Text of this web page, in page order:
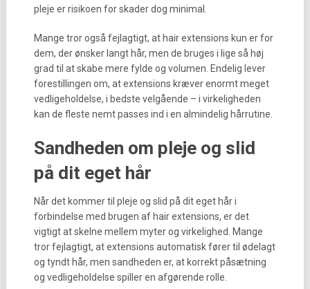
pleje er risikoen for skader dog minimal.
Mange tror også fejlagtigt, at hair extensions kun er for
dem, der ønsker langt hår, men de bruges i lige så høj
grad til at skabe mere fylde og volumen. Endelig lever
forestillingen om, at extensions kræver enormt meget
vedligeholdelse, i bedste velgående – i virkeligheden
kan de fleste nemt passes ind i en almindelig hårrutine.
Sandheden om pleje og slid
på dit eget hår
Når det kommer til pleje og slid på dit eget hår i
forbindelse med brugen af hair extensions, er det
vigtigt at skelne mellem myter og virkelighed. Mange
tror fejlagtigt, at extensions automatisk fører til ødelagt
og tyndt hår, men sandheden er, at korrekt påsætning
og vedligeholdelse spiller en afgørende rolle.